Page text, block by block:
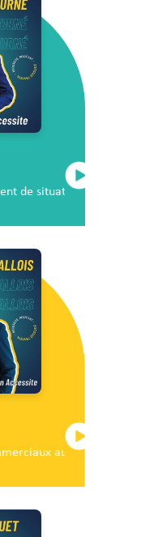
de situation
au service du